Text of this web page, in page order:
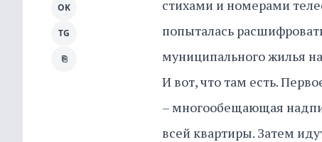
стихами и номерами
попыталась
муниципального жилья
И вот, что там есть.
– многообещающая
всей квартиры. Затем
OK
TG
⎘